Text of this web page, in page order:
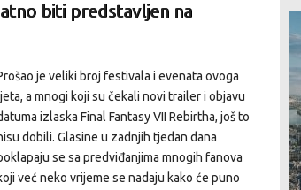
biti predstavljen na
je veliki broj festivala i evenata ovoga
a mnogi koji su čekali novi trailer i objavu
izlaska Final Fantasy VII Rebirtha, još to
dobili. Glasine u zadnjih tjedan dana
se sa predviđanjima mnogih fanova
već neko vrijeme se nadaju kako će puno